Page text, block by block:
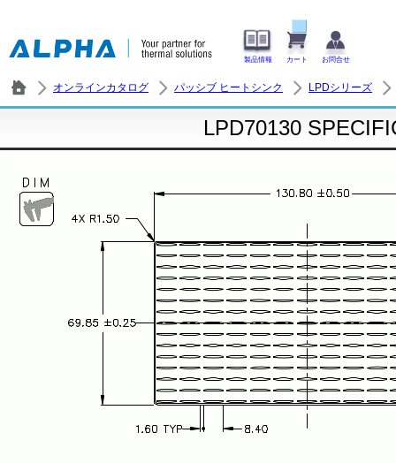
製品情報 カート お問合せ
オンラインカタログ パッシブ ヒートシンク LPDシリーズ
LPD70130